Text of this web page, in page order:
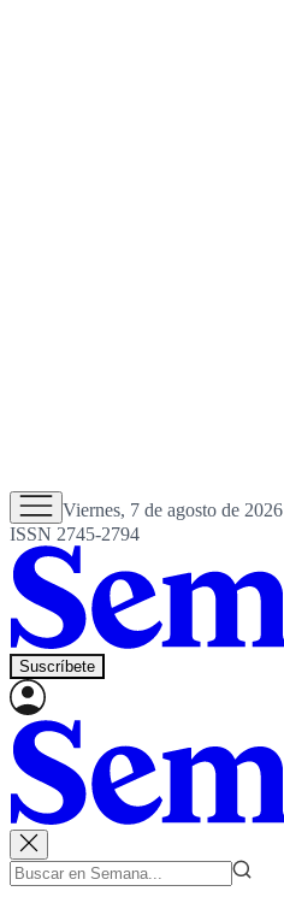
Viernes, 7 de agosto de 2026
ISSN 2745-2794
Suscríbete